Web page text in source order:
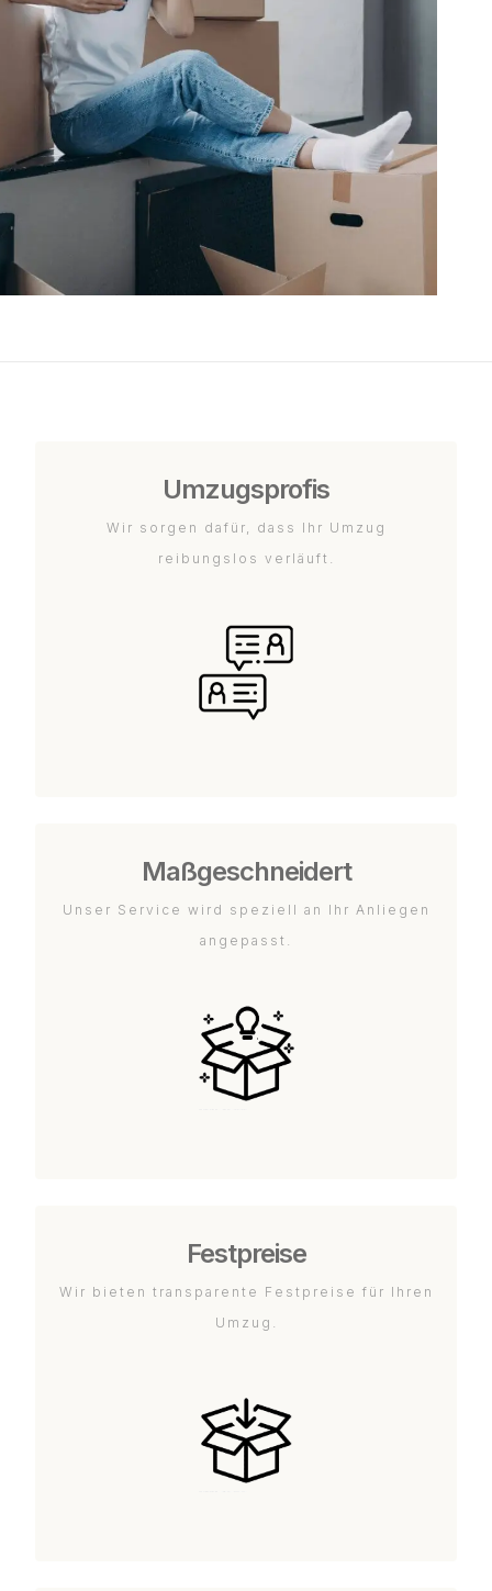
Umzugsprofis
Wir sorgen dafür, dass Ihr Umzug
reibungslos verläuft.
Maßgeschneidert
Unser Service wird speziell an Ihr Anliegen
angepasst.
Festpreise
Wir bieten transparente Festpreise für Ihren
Umzug.